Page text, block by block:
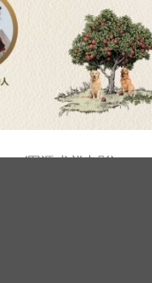
(图源:龙祥电影)